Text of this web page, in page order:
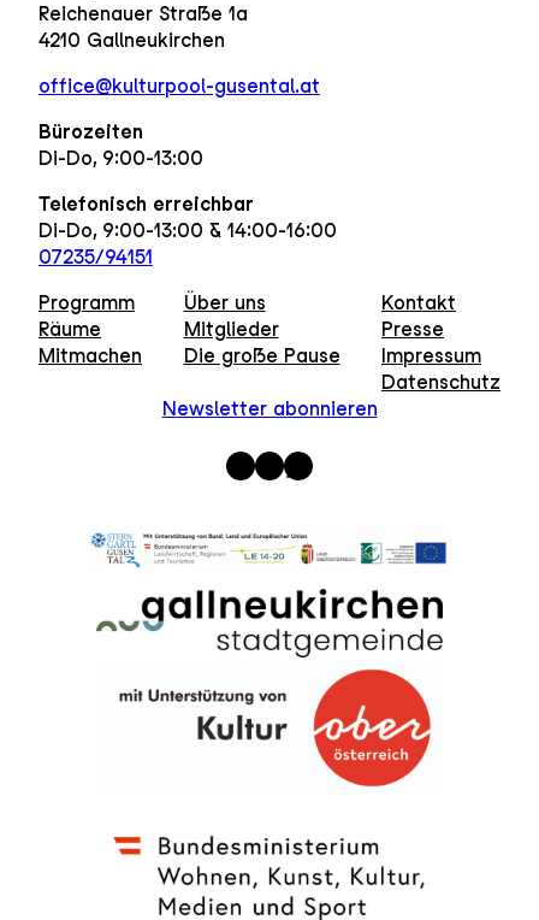
Reichenauer Straße 1a
4210 Gallneukirchen
office@kulturpool-gusental.at
Bürozeiten
Di-Do, 9:00-13:00
Telefonisch erreichbar
Di-Do, 9:00-13:00 & 14:00-16:00
07235/94151
Programm
Räume
Mitmachen
Über uns
Mitglieder
Die große Pause
Kontakt
Presse
Impressum
Datenschutz
Newsletter abonnieren
InstagramFacebook WhatsApp